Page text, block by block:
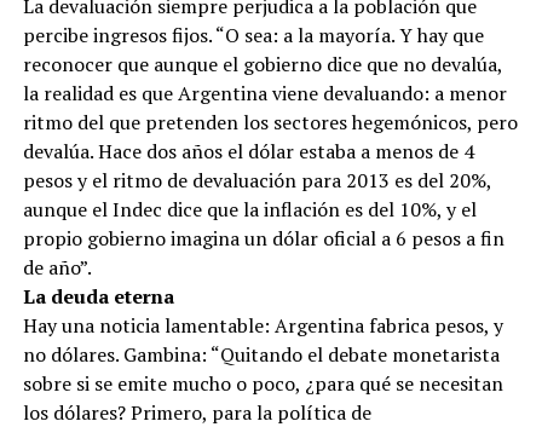
La devaluación siempre perjudica a la población que
percibe ingresos fijos. “O sea: a la mayoría. Y hay que
reconocer que aunque el gobierno dice que no devalúa,
la realidad es que Argentina viene devaluando: a menor
ritmo del que pretenden los sectores hegemónicos, pero
devalúa. Hace dos años el dólar estaba a menos de 4
pesos y el ritmo de devaluación para 2013 es del 20%,
aunque el Indec dice que la inflación es del 10%, y el
propio gobierno imagina un dólar oficial a 6 pesos a fin
de año”.
La deuda eterna
Hay una noticia lamentable: Argentina fabrica pesos, y
no dólares. Gambina: “Quitando el debate monetarista
sobre si se emite mucho o poco, ¿para qué se necesitan
los dólares? Primero, para la política de